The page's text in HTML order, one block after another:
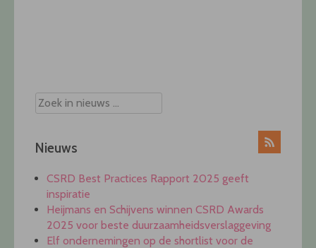
Nieuws
CSRD Best Practices Rapport 2025 geeft
inspiratie
Heijmans en Schijvens winnen CSRD Awards
2025 voor beste duurzaamheidsverslaggeving
Elf ondernemingen op de shortlist voor de